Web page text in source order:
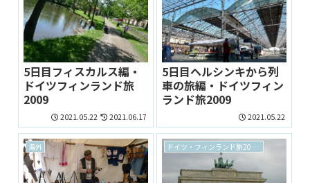
5日目フィスカルス編・
ドイツフィンランド旅
2009
2021.05.22 2021.06.17
5日目ヘルシンキから列
車の旅編・ドイツフィン
ランド旅2009
2021.05.22
海外 ドイツ・フィンランド旅2009 archive